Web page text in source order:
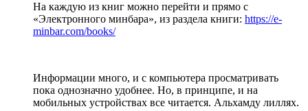
На каждую из книг можно перейти и прямо с
«Электронного минбара», из раздела книги: https://e-
minbar.com/books/
Информации много, и с компьютера просматривать
пока однозначно удобнее. Но, в принципе, и на
мобильных устройствах все читается. Альхамду лиллях.